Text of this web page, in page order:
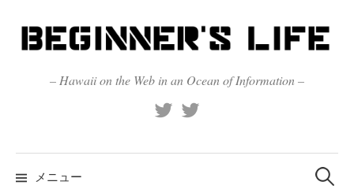
ン
テ
キ
ッ
– Hawaii on the Web in an Ocean of Information –
メニュー
検
索: